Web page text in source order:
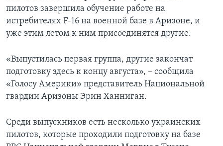
пилотов завершила обучение работе на
истребителях F-16 на военной базе в Аризоне, и
уже этим летом к ним присоединятся другие.
«Выпустилась первая группа, другие закончат
подготовку здесь к концу августа», – сообщила
«Голосу Америки» представитель Национальной
гвардии Аризоны Эрин Ханниган.
Среди выпускников есть несколько украинских
пилотов, которые проходили подготовку на базе